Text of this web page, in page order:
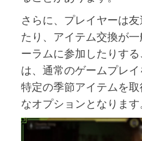
さらに、プレイヤーは
たり、アイテム交換が
ーラムに参加したりす
は、通常のゲームプレ
特定の季節アイテムを
なオプションとなります